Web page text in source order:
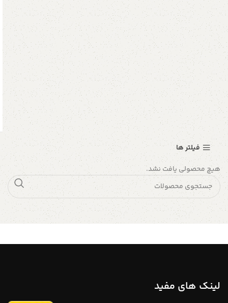
فیلتر ها
هیچ محصولی یافت نشد.
لینک های مفید